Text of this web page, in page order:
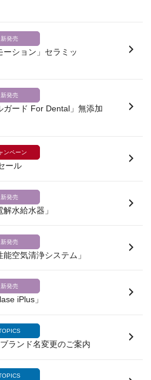
新発売
ション」セラミッ
新発売
ガード For Dental」無添加
ンペーン
ール
新発売
水給水器」
新発売
空気清浄システム」
新発売
iPlus」
ランド名変更のご案内